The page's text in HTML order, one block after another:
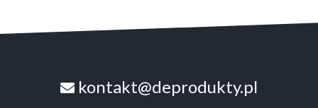
kontakt@deprodukty.pl